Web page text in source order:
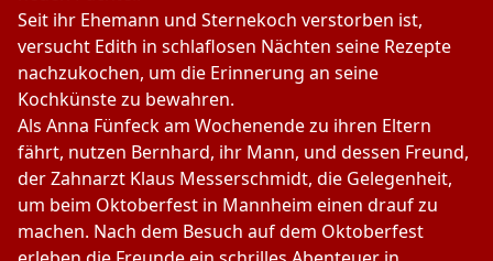
Seit ihr Ehemann und Sternekoch verstorben ist,
versucht Edith in schlaflosen Nächten seine Rezepte
nachzukochen, um die Erinnerung an seine
Kochkünste zu bewahren.
Als Anna Fünfeck am Wochenende zu ihren Eltern
fährt, nutzen Bernhard, ihr Mann, und dessen Freund,
der Zahnarzt Klaus Messerschmidt, die Gelegenheit,
um beim Oktoberfest in Mannheim einen drauf zu
machen. Nach dem Besuch auf dem Oktoberfest